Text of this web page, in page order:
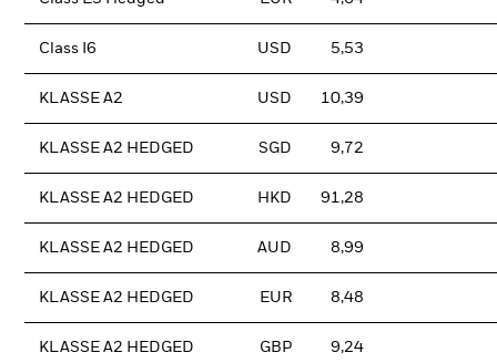
Class I6 USD 5,53
KLASSE A2 USD 10,39
KLASSE A2 HEDGED SGD 9,72
KLASSE A2 HEDGED HKD 91,28
KLASSE A2 HEDGED AUD 8,99
KLASSE A2 HEDGED EUR 8,48
KLASSE A2 HEDGED GBP 9,24